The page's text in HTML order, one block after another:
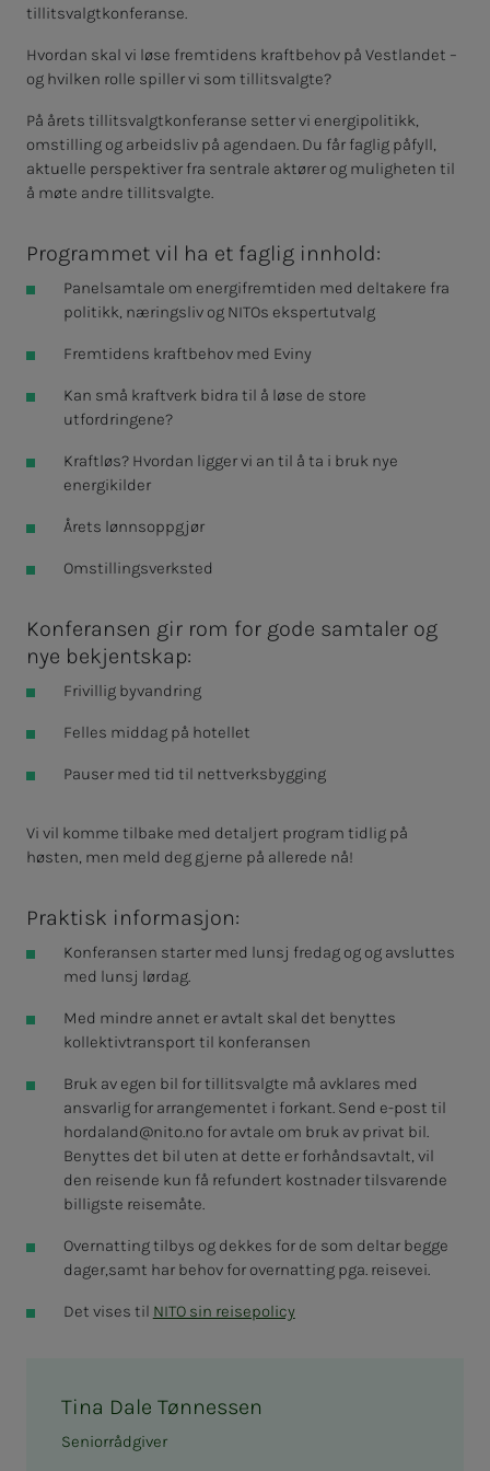
tillitsvalgtkonferanse.
Hvordan skal vi løse fremtidens kraftbehov på Vestlandet –
og hvilken rolle spiller vi som tillitsvalgte?
På årets tillitsvalgtkonferanse setter vi energipolitikk,
omstilling og arbeidsliv på agendaen. Du får faglig påfyll,
aktuelle perspektiver fra sentrale aktører og muligheten til
å møte andre tillitsvalgte.
Programmet vil ha et faglig innhold:
Panelsamtale om energifremtiden med deltakere fra
politikk, næringsliv og NITOs ekspertutvalg
Fremtidens kraftbehov med Eviny
Kan små kraftverk bidra til å løse de store
utfordringene?
Kraftløs? Hvordan ligger vi an til å ta i bruk nye
energikilder
Årets lønnsoppgjør
Omstillingsverksted
Konferansen gir rom for gode samtaler og
nye bekjentskap:
Frivillig byvandring
Felles middag på hotellet
Pauser med tid til nettverksbygging
Vi vil komme tilbake med detaljert program tidlig på
høsten, men meld deg gjerne på allerede nå!
Praktisk informasjon:
Konferansen starter med lunsj fredag og og avsluttes
med lunsj lørdag.
Med mindre annet er avtalt skal det benyttes
kollektivtransport til konferansen
Bruk av egen bil for tillitsvalgte må avklares med
ansvarlig for arrangementet i forkant. Send e-post til
hordaland@nito.nofor avtale om bruk av privat bil.
Benyttes det bil uten at dette er forhåndsavtalt, vil
den reisende kun få refundert kostnader tilsvarende
billigste reisemåte.
Overnatting tilbys og dekkes for de som deltar begge
dager,samt har behov for overnatting pga. reisevei.
Det vises til NITO sin reisepolicy
Tina Dale Tønnessen
Seniorrådgiver